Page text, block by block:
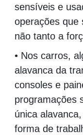
sensíveis e
operações que
não tanto a
• Nos carros,
alavanca da
consoles e
programações
única
forma de